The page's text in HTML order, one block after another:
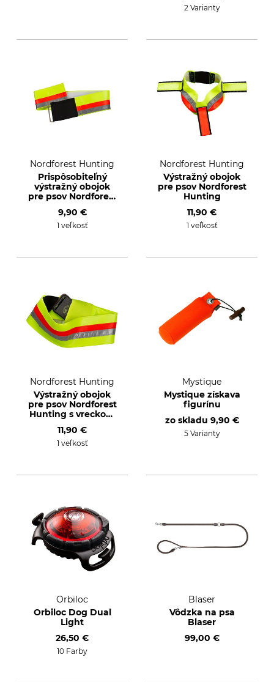
2 Varianty
Nordforest Hunting
Prispôsobiteľný
výstražný obojok
pre psov Nordforest
9,90 €
1 veľkosť
Nordforest Hunting
Výstražný obojok
pre psov Nordforest
Hunting
11,90 €
1 veľkosť
Nordforest Hunting
Výstražný obojok
pre psov Nordforest
Hunting s vreckom
zariadenie GPS
11,90 €
1 veľkosť
Mystique
Mystique získava
figurínu
zo skladu 9,90 €
5 Varianty
Orbiloc
Orbiloc Dog Dual
Light
26,50 €
10 Farby
Blaser
Vôdzka na psa
Blaser
99,00 €